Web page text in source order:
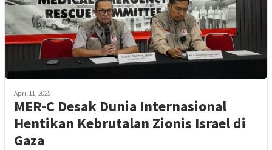
April 11, 2025
MER-C Desak Dunia Internasional
Hentikan Kebrutalan Zionis Israel di
Gaza